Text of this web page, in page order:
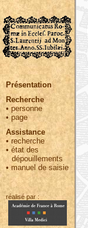
Présentation
Recherche
• personne
•page
Assistance
• recherche
•état des
dépouillements
•manuel de saisie
réalisé par :